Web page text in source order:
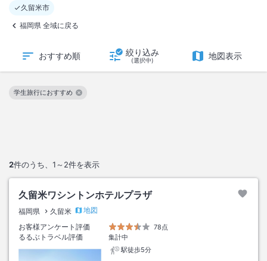
久留米市
福岡県 全域に戻る
おすすめ順 絞り込み
(選択中) 地図表示
2件のうち、 1～2件を表示
学生旅行におすすめ
この絞り込み条件を解除
久留米ワシントンホテルプラザ
福岡県 久留米
地図
お客様アンケート評価
78点
るるぶトラベル評価
集計中
駅徒歩5分